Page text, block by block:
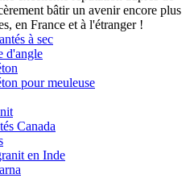
bâtir un avenir encore plus
en France et à l'étranger !
à sec
d'angle
pour meuleuse
Canada
en Inde